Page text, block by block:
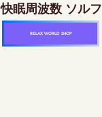
快眠周波数 ソル
RELAX WORLD SHOP